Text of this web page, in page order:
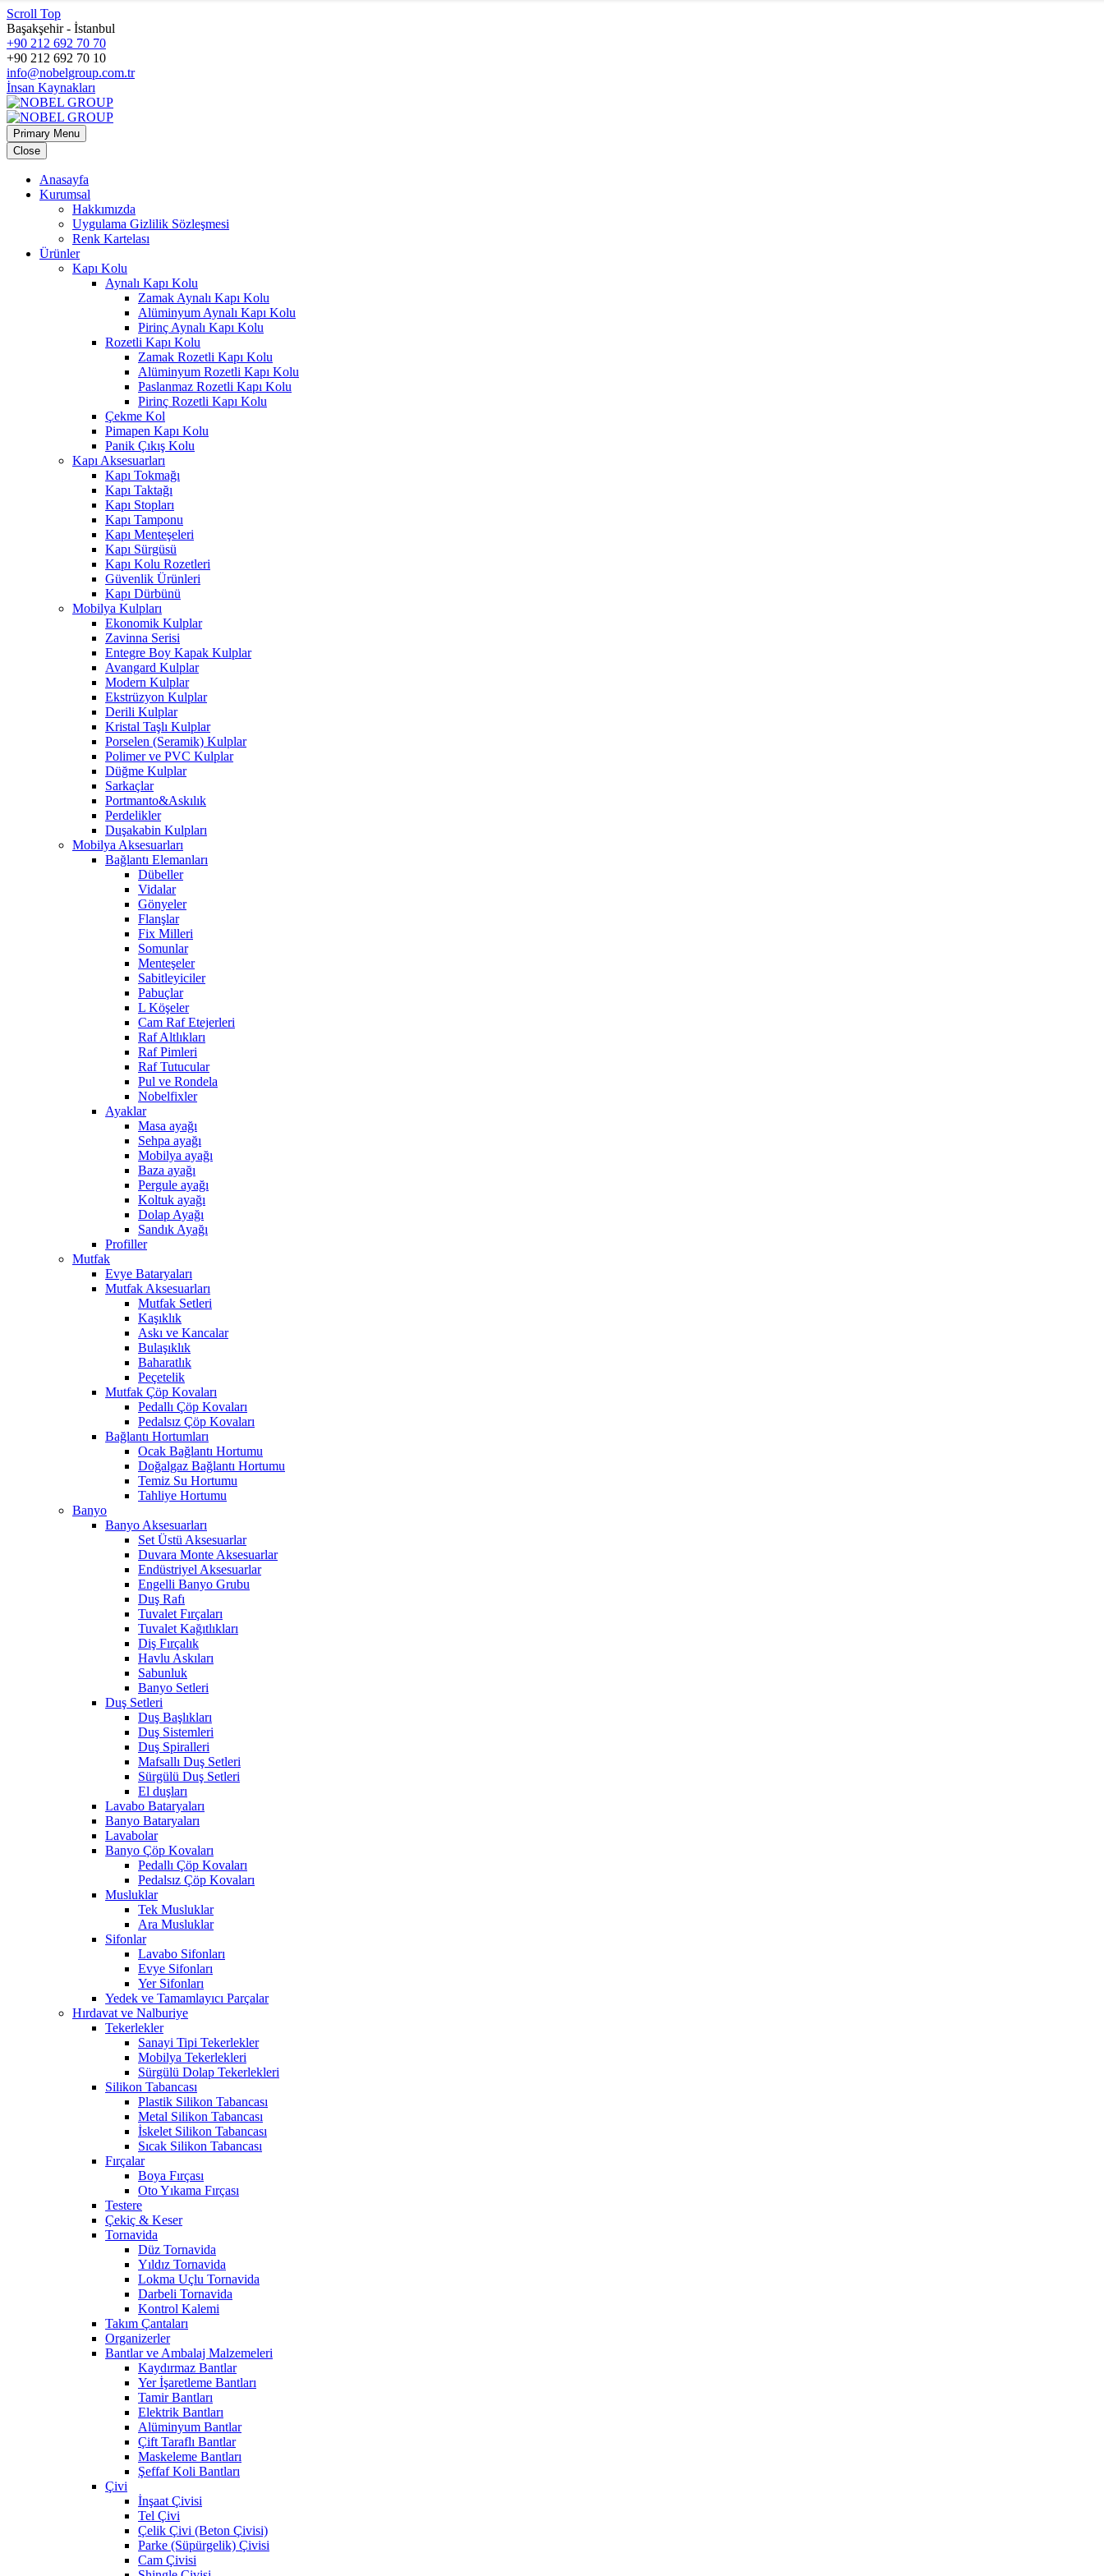
Scroll Top
Başakşehir - İstanbul
+90 212 692 70 70
+90 212 692 70 10
info@nobelgroup.com.tr
İnsan Kaynakları
Primary Menu
Close
Anasayfa
Kurumsal
Hakkımızda
Uygulama Gizlilik Sözleşmesi
Renk Kartelası
Ürünler
Kapı Kolu
Aynalı Kapı Kolu
Zamak Aynalı Kapı Kolu
Alüminyum Aynalı Kapı Kolu
Pirinç Aynalı Kapı Kolu
Rozetli Kapı Kolu
Zamak Rozetli Kapı Kolu
Alüminyum Rozetli Kapı Kolu
Paslanmaz Rozetli Kapı Kolu
Pirinç Rozetli Kapı Kolu
Çekme Kol
Pimapen Kapı Kolu
Panik Çıkış Kolu
Kapı Aksesuarları
Kapı Tokmağı
Kapı Taktağı
Kapı Stopları
Kapı Tamponu
Kapı Menteşeleri
Kapı Sürgüsü
Kapı Kolu Rozetleri
Güvenlik Ürünleri
Kapı Dürbünü
Mobilya Kulpları
Ekonomik Kulplar
Zavinna Serisi
Entegre Boy Kapak Kulplar
Avangard Kulplar
Modern Kulplar
Ekstrüzyon Kulplar
Derili Kulplar
Kristal Taşlı Kulplar
Porselen (Seramik) Kulplar
Polimer ve PVC Kulplar
Düğme Kulplar
Sarkaçlar
Portmanto&Askılık
Perdelikler
Duşakabin Kulpları
Mobilya Aksesuarları
Bağlantı Elemanları
Dübeller
Vidalar
Gönyeler
Flanşlar
Fix Milleri
Somunlar
Menteşeler
Sabitleyiciler
Pabuçlar
L Köşeler
Cam Raf Etejerleri
Raf Altlıkları
Raf Pimleri
Raf Tutucular
Pul ve Rondela
Nobelfixler
Ayaklar
Masa ayağı
Sehpa ayağı
Mobilya ayağı
Baza ayağı
Pergule ayağı
Koltuk ayağı
Dolap Ayağı
Sandık Ayağı
Profiller
Mutfak
Evye Bataryaları
Mutfak Aksesuarları
Mutfak Setleri
Kaşıklık
Askı ve Kancalar
Bulaşıklık
Baharatlık
Peçetelik
Mutfak Çöp Kovaları
Pedallı Çöp Kovaları
Pedalsız Çöp Kovaları
Bağlantı Hortumları
Ocak Bağlantı Hortumu
Doğalgaz Bağlantı Hortumu
Temiz Su Hortumu
Tahliye Hortumu
Banyo
Banyo Aksesuarları
Set Üstü Aksesuarlar
Duvara Monte Aksesuarlar
Endüstriyel Aksesuarlar
Engelli Banyo Grubu
Duş Rafı
Tuvalet Fırçaları
Tuvalet Kağıtlıkları
Diş Fırçalık
Havlu Askıları
Sabunluk
Banyo Setleri
Duş Setleri
Duş Başlıkları
Duş Sistemleri
Duş Spiralleri
Mafsallı Duş Setleri
Sürgülü Duş Setleri
El duşları
Lavabo Bataryaları
Banyo Bataryaları
Lavabolar
Banyo Çöp Kovaları
Pedallı Çöp Kovaları
Pedalsız Çöp Kovaları
Musluklar
Tek Musluklar
Ara Musluklar
Sifonlar
Lavabo Sifonları
Evye Sifonları
Yer Sifonları
Yedek ve Tamamlayıcı Parçalar
Hırdavat ve Nalburiye
Tekerlekler
Sanayi Tipi Tekerlekler
Mobilya Tekerlekleri
Sürgülü Dolap Tekerlekleri
Silikon Tabancası
Plastik Silikon Tabancası
Metal Silikon Tabancası
İskelet Silikon Tabancası
Sıcak Silikon Tabancası
Fırçalar
Boya Fırçası
Oto Yıkama Fırçası
Testere
Çekiç & Keser
Tornavida
Düz Tornavida
Yıldız Tornavida
Lokma Uçlu Tornavida
Darbeli Tornavida
Kontrol Kalemi
Takım Çantaları
Organizerler
Bantlar ve Ambalaj Malzemeleri
Kaydırmaz Bantlar
Yer İşaretleme Bantları
Tamir Bantları
Elektrik Bantları
Alüminyum Bantlar
Çift Taraflı Bantlar
Maskeleme Bantları
Şeffaf Koli Bantları
Çivi
İnşaat Çivisi
Tel Çivi
Çelik Çivi (Beton Çivisi)
Parke (Süpürgelik) Çivisi
Cam Çivisi